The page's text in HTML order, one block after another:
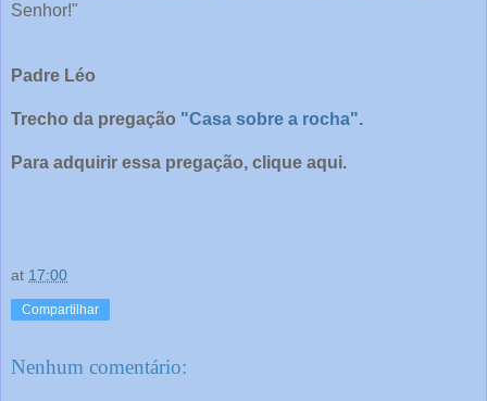
Senhor!"
Padre Léo
Trecho da pregação "Casa sobre a rocha".
Para adquirir essa pregação, clique aqui.
at 17:00
Compartilhar
Nenhum comentário: